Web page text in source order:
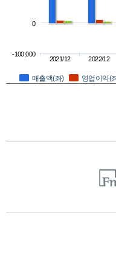
매출액(좌) 영업이익(
2021/12 2022/12
-100,000
0